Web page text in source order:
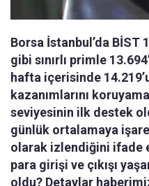
Borsa İstanbul’da BİST
gibi sınırlı primle
hafta içerisinde
kazanımlarını
seviyesinin ilk destek
günlük ortalamaya
olarak izlendiğini ifade
para girişi ve çıkışı
oldu? Detaylar